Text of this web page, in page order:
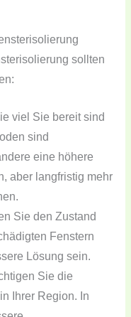
sollten
viel Sie bereit sind
sind
eine höhere
aber langfristig mehr
Sie den Zustand
Fenstern
Lösung sein.
Sie die
Ihrer Region. In